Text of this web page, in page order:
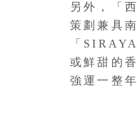
另外，「
策劃兼具
「
或鮮甜的
強運一整年